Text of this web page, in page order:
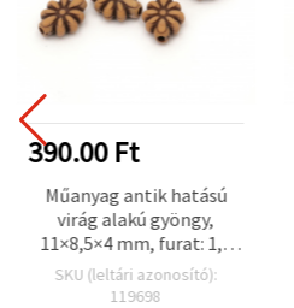
390.00 Ft
Műanyag antik hatású
virág alakú gyöngy,
11×8,5×4 mm, furat: 1,5
mm, barna, 50 g (~225 db)
SKU (leltári azonosító):
119698